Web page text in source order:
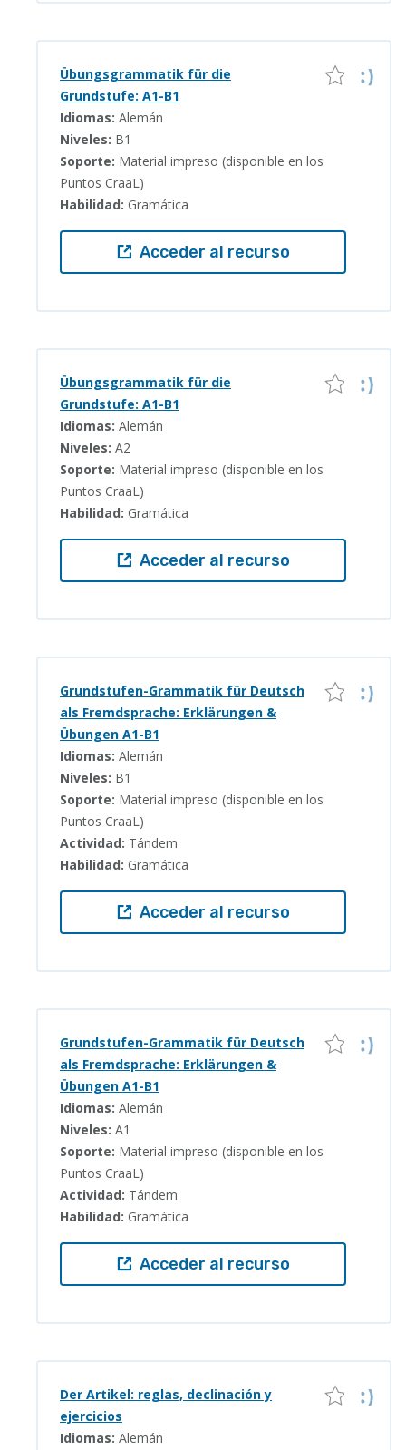
Übungsgrammatik für die
Grundstufe: A1-B1
Idiomas: Alemán
Niveles: B1
Soporte: Material impreso (disponible en los
Puntos CraaL)
Habilidad: Gramática
Acceder al recurso
Übungsgrammatik für die
Grundstufe: A1-B1
Idiomas: Alemán
Niveles: A2
Soporte: Material impreso (disponible en los
Puntos CraaL)
Habilidad: Gramática
Acceder al recurso
Grundstufen-Grammatik für Deutsch
als Fremdsprache: Erklärungen &
Übungen A1-B1
Idiomas: Alemán
Niveles: B1
Soporte: Material impreso (disponible en los
Puntos CraaL)
Actividad: Tándem
Habilidad: Gramática
Acceder al recurso
Grundstufen-Grammatik für Deutsch
als Fremdsprache: Erklärungen &
Übungen A1-B1
Idiomas: Alemán
Niveles: A1
Soporte: Material impreso (disponible en los
Puntos CraaL)
Actividad: Tándem
Habilidad: Gramática
Acceder al recurso
Der Artikel: reglas, declinación y
ejercicios
Idiomas: Alemán